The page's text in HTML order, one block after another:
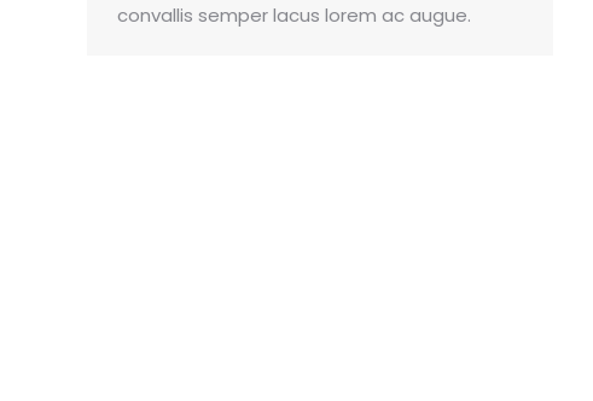
convallis semper lacus lorem ac augue.